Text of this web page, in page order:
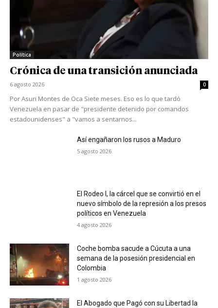
Política
Crónica de una transición anunciada
6 agosto 2026 0
Por Asuri Montes de Oca Siete meses. Eso es lo que tardó
Venezuela en pasar de "presidente detenido por comandos
estadounidenses" a "vamos a sentarnos...
Así engañaron los rusos a Maduro
5 agosto 2026
El Rodeo I, la cárcel que se convirtió en el
nuevo símbolo de la represión a los presos
políticos en Venezuela
4 agosto 2026
Coche bomba sacude a Cúcuta a una
semana de la posesión presidencial en
Colombia
1 agosto 2026
El Abogado que Pagó con su Libertad la